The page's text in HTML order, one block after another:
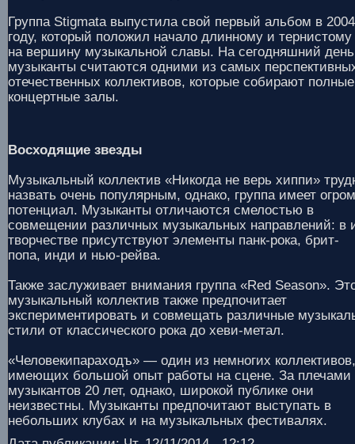
Группа Stigmata выпустила свой первый альбом в 2004
году, который положил начало длинному и тернистому
на вершину музыкальной славы. На сегодняшний день
музыканты считаются одними из самых
отечественных коллективов, которые собирают полные
концертные залы.
Восходящие звезды
Музыкальный коллектив «Никогда не верь хиппи»
назвать очень популярным, однако, группа имеет
потенциал. Музыканты отличаются смелостью в
совмещении различных музыкальных направлений: в
творчестве присутствуют элементы панк-рока, брит-
попа, инди и нью-рейва.
Также заслуживает внимания группа «Red Season».
музыкальный коллектив также предпочитает
экспериментировать и совмещать различные
стили от классического рока до хеви-метал.
«Человекипараходъ» — один из немногих коллективов,
имеющих большой опыт работы на сцене. За плечами
музыкантов 20 лет, однако, широкой публике они
неизвестны. Музыканты предпочитают выступать в
небольших клубах и на музыкальных фестивалях.